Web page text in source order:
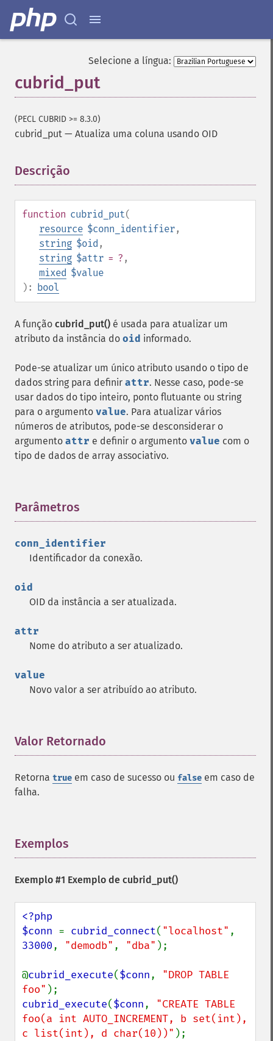
Selecione a língua:
cubrid_put
(PECL CUBRID >= 8.3.0)
cubrid_put — Atualiza uma coluna usando OID
Descrição
function cubrid_put(
resource $conn_identifier,
string $oid ,
string $attr = ? ,
mixed $value
): bool
A função cubrid_put() é usada para atualizar um
atributo da instância do oid informado.
Pode-se atualizar um único atributo usando o tipo de
dados string para definir attr. Nesse caso, pode-se
usar dados do tipo inteiro, ponto flutuante ou string
para o argumento value. Para atualizar vários
números de atributos, pode-se desconsiderar o
argumento attr e definir o argumento value com o
tipo de dados de array associativo.
Parâmetros
conn_identifier
Identificador da conexão.
oid
OID da instância a ser atualizada.
attr
Nome do atributo a ser atualizado.
value
Novo valor a ser atribuído ao atributo.
Valor Retornado
Retorna true em caso de sucesso ou false em caso de
falha.
Exemplos
Exemplo #1 Exemplo de cubrid_put()
<?php
$conn = cubrid_connect( "localhost"
33000, "demodb" , "dba" );
@cubrid_execute($conn, "DROP TABLE
foo"
cubrid_execute($conn, "CREATE TABLE
foo(a int AUTO_INCREMENT, b set(int),
c list(int), d char(10))"